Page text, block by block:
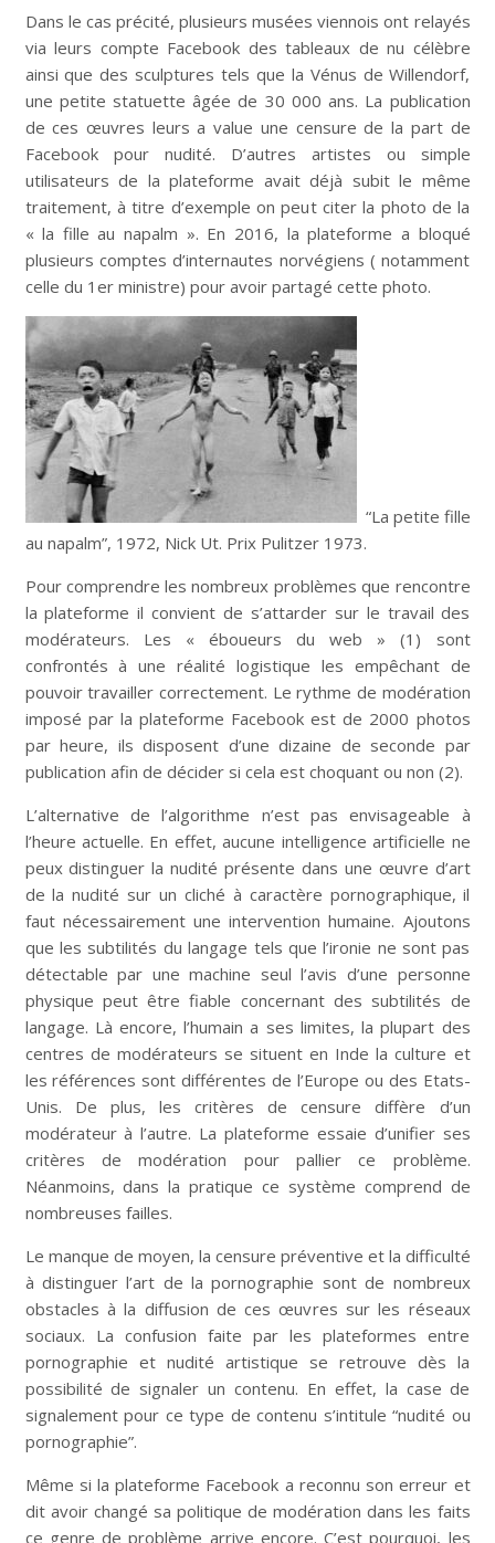
Dans le cas précité, plusieurs musées viennois ont relayés
via leurs compte Facebook des tableaux de nu célèbre
ainsi que des sculptures tels que la Vénus de Willendorf,
une petite statuette âgée de 30 000 ans. La publication
de ces œuvres leurs a value une censure de la part de
Facebook pour nudité. D’autres artistes ou simple
utilisateurs de la plateforme avait déjà subit le même
traitement, à titre d’exemple on peut citer la photo de la
« la fille au napalm ». En 2016, la plateforme a bloqué
plusieurs comptes d’internautes norvégiens ( notamment
celle du 1er ministre) pour avoir partagé cette photo.
“La petite fille
au napalm”, 1972, Nick Ut. Prix Pulitzer 1973.
Pour comprendre les nombreux problèmes que rencontre
la plateforme il convient de s’attarder sur le travail des
modérateurs. Les « éboueurs du web » (1) sont
confrontés à une réalité logistique les empêchant de
pouvoir travailler correctement. Le rythme de modération
imposé par la plateforme Facebook est de 2000 photos
par heure, ils disposent d’une dizaine de seconde par
publication afin de décider si cela est choquant ou non (2).
L’alternative de l’algorithme n’est pas envisageable à
l’heure actuelle. En effet, aucune intelligence artificielle ne
peux distinguer la nudité présente dans une œuvre d’art
de la nudité sur un cliché à caractère pornographique, il
faut nécessairement une intervention humaine. Ajoutons
que les subtilités du langage tels que l’ironie ne sont pas
détectable par une machine seul l’avis d’une personne
physique peut être fiable concernant des subtilités de
langage. Là encore, l’humain a ses limites, la plupart des
centres de modérateurs se situent en Inde la culture et
les références sont différentes de l’Europe ou des Etats-
Unis. De plus, les critères de censure diffère d’un
modérateur à l’autre. La plateforme essaie d’unifier ses
critères de modération pour pallier ce problème.
Néanmoins, dans la pratique ce système comprend de
nombreuses failles.
Le manque de moyen, la censure préventive et la difficulté
à distinguer l’art de la pornographie sont de nombreux
obstacles à la diffusion de ces œuvres sur les réseaux
sociaux. La confusion faite par les plateformes entre
pornographie et nudité artistique se retrouve dès la
possibilité de signaler un contenu. En effet, la case de
signalement pour ce type de contenu s’intitule “nudité ou
pornographie”.
Même si la plateforme Facebook a reconnu son erreur et
dit avoir changé sa politique de modération dans les faits
ce genre de problème arrive encore. C’est pourquoi, les